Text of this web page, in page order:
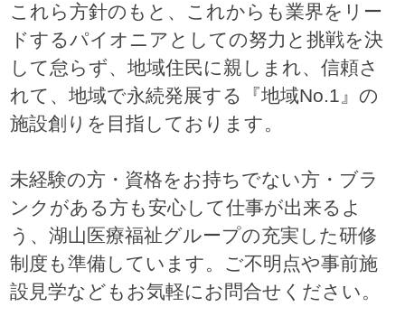
これら方針のもと、これからも業界をリー
ドするパイオニアとしての努力と挑戦を決
して怠らず、地域住民に親しまれ、信頼さ
れて、地域で永続発展する『地域No.1』の
施設創りを目指しております。
未経験の方・資格をお持ちでない方・ブラ
ンクがある方も安心して仕事が出来るよ
う、湖山医療福祉グループの充実した研修
制度も準備しています。ご不明点や事前施
設見学などもお気軽にお問合せください。